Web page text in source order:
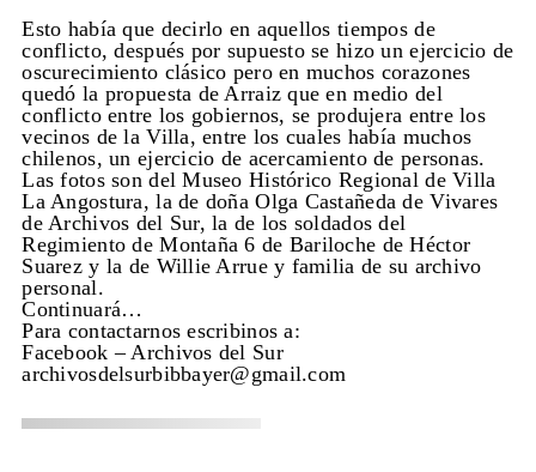
Esto había que decirlo en aquellos tiempos de
conflicto, después por supuesto se hizo un ejercicio de
oscurecimiento clásico pero en muchos corazones
quedó la propuesta de Arraiz que en medio del
conflicto entre los gobiernos, se produjera entre los
vecinos de la Villa, entre los cuales había muchos
chilenos, un ejercicio de acercamiento de personas.
Las fotos son del Museo Histórico Regional de Villa
La Angostura, la de doña Olga Castañeda de Vivares
de Archivos del Sur, la de los soldados del
Regimiento de Montaña 6 de Bariloche de Héctor
Suarez y la de Willie Arrue y familia de su archivo
personal.
Continuará…
Para contactarnos escribinos a:
Facebook – Archivos del Sur
archivosdelsurbibbayer@gmail.com